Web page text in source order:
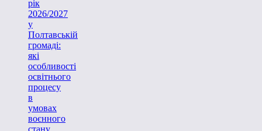
рік
2026/2027
у
Полтавській
громаді:
які
особливості
освітнього
процесу
в
умовах
воєнного
стану